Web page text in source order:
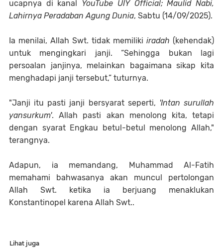
ucapnya di kanal YouTube UIY Official; Maulid Nabi,
Lahirnya Peradaban Agung Dunia, Sabtu (14/09/2025).
Ia menilai, Allah Swt. tidak memiliki iradah (kehendak)
untuk mengingkari janji. “Sehingga bukan lagi
persoalan janjinya, melainkan bagaimana sikap kita
menghadapi janji tersebut,” tuturnya.
"Janji itu pasti janji bersyarat seperti, 'Intan surullah
yansurkum'. Allah pasti akan menolong kita, tetapi
dengan syarat Engkau betul-betul menolong Allah,"
terangnya.
Adapun, ia memandang, Muhammad Al-Fatih
memahami bahwasanya akan muncul pertolongan
Allah Swt. ketika ia berjuang menaklukan
Konstantinopel karena Allah Swt..
Lihat juga